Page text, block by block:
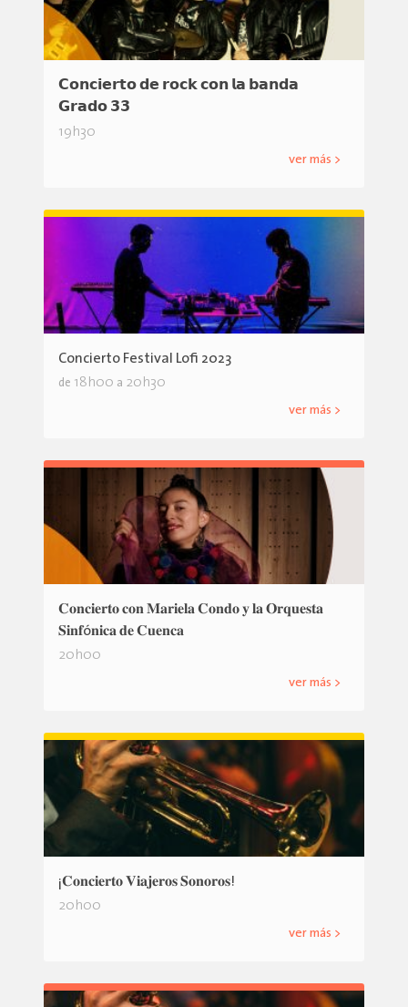
𝗖𝗼𝗻𝗰𝗶𝗲𝗿𝘁𝗼 𝗱𝗲 𝗿𝗼𝗰𝗸 𝗰𝗼𝗻 𝗹𝗮 𝗯𝗮𝗻𝗱𝗮
𝗚𝗿𝗮𝗱𝗼 𝟯𝟯
19h30
ver más >
Concierto Festival Lofi 2023
de 18h00 a 20h30
ver más >
𝐂𝐨𝐧𝐜𝐢𝐞𝐫𝐭𝐨 𝐜𝐨𝐧 𝐌𝐚𝐫𝐢𝐞𝐥𝐚 𝐂𝐨𝐧𝐝𝐨 𝐲 𝐥𝐚 𝐎𝐫𝐪𝐮𝐞𝐬𝐭𝐚
𝐒𝐢𝐧𝐟ó𝐧𝐢𝐜𝐚 𝐝𝐞 𝐂𝐮𝐞𝐧𝐜𝐚
20h00
ver más >
¡𝐂𝐨𝐧𝐜𝐢𝐞𝐫𝐭𝐨 𝐕𝐢𝐚𝐣𝐞𝐫𝐨𝐬 𝐒𝐨𝐧𝐨𝐫𝐨𝐬!
20h00
ver más >